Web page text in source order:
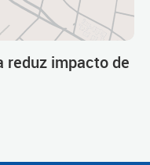
reduz impacto de